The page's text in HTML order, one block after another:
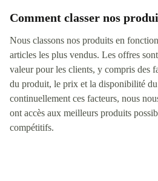
Comment classer nos
Nous classons nos produits en
articles les plus vendus. Les offres
valeur pour les clients, y compris des
du produit, le prix et la disponibilité
continuellement ces facteurs, nous
ont accès aux meilleurs produits
compétitifs.